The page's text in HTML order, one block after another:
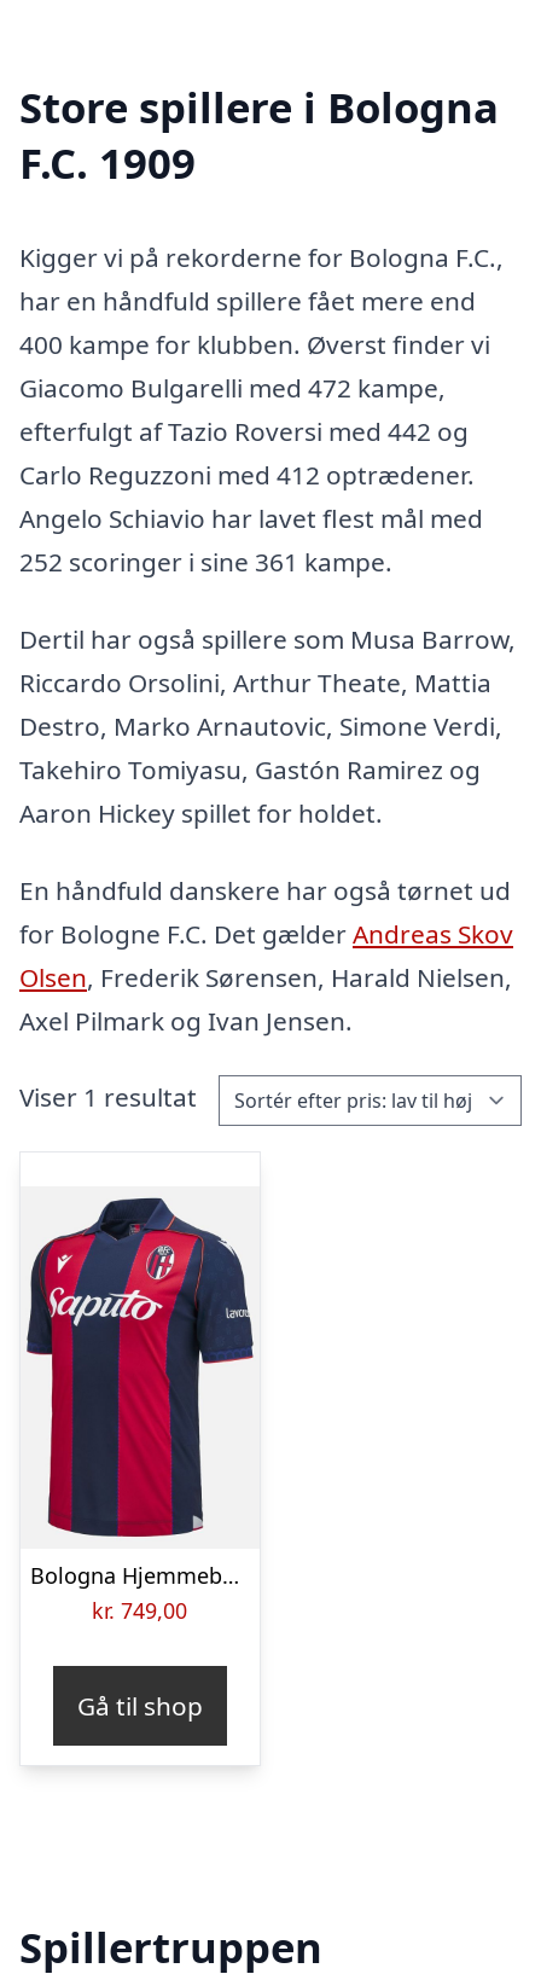
Store spillere i Bologna
F.C. 1909
Kigger vi på rekorderne for Bologna F.C.,
har en håndfuld spillere fået mere end
400 kampe for klubben. Øverst finder vi
Giacomo Bulgarelli med 472 kampe,
efterfulgt af Tazio Roversi med 442 og
Carlo Reguzzoni med 412 optrædener.
Angelo Schiavio har lavet flest mål med
252 scoringer i sine 361 kampe.
Dertil har også spillere som Musa Barrow,
Riccardo Orsolini, Arthur Theate, Mattia
Destro, Marko Arnautovic, Simone Verdi,
Takehiro Tomiyasu, Gastón Ramirez og
Aaron Hickey spillet for holdet.
En håndfuld danskere har også tørnet ud
for Bologne F.C. Det gælderAndreas Skov
Olsen, Frederik Sørensen, Harald Nielsen,
Axel Pilmark og Ivan Jensen.
Viser 1 resultat
Bologna Hjemmebanetrøje 2026/27
kr. 749,00
Gå til shop
Spillertruppen